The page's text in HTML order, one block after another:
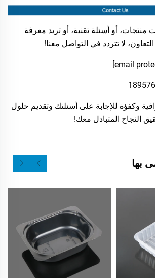
منتجات، أو أسئلة تقنية، أو تريد معرفة
لا تتردد في التواصل معنا!
وكفؤة للإجابة على أسئلتك وتقديم حلول
النجاح المتبادل معك!
بها